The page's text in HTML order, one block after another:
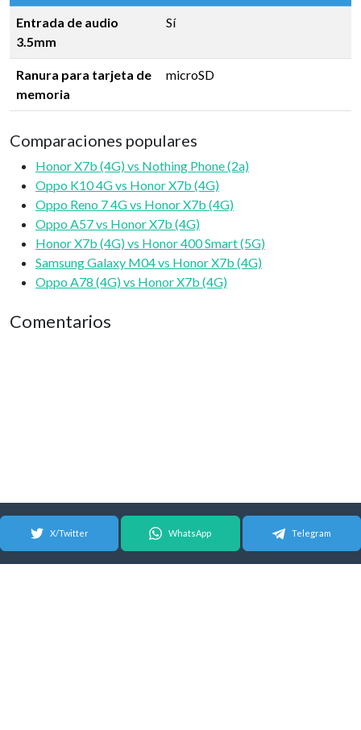
Entrada de audio
3.5mm
Sí
Ranura para tarjeta de
memoria
microSD
Comparaciones populares
Honor X7b (4G) vs Nothing Phone (2a)
Oppo K10 4G vs Honor X7b (4G)
Oppo Reno 7 4G vs Honor X7b (4G)
Oppo A57 vs Honor X7b (4G)
Honor X7b (4G) vs Honor 400 Smart (5G)
Samsung Galaxy M04 vs Honor X7b (4G)
Oppo A78 (4G) vs Honor X7b (4G)
Comentarios
X/Twitter WhatsApp Telegram